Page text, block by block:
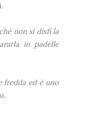
non si disfi la
in padelle
fredda ed è uno